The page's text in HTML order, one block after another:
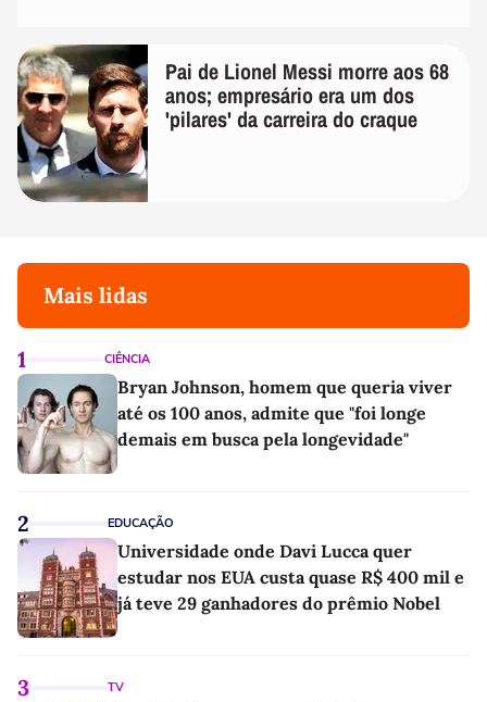
Pai de Lionel Messi morre aos 68
anos; empresário era um dos
'pilares' da carreira do craque
Mais lidas
1 CIÊNCIA
Bryan Johnson, homem que queria viver
até os 100 anos, admite que "foi longe
demais em busca pela longevidade"
2 EDUCAÇÃO
Universidade onde Davi Lucca quer
estudar nos EUA custa quase R$ 400 mil e
já teve 29 ganhadores do prêmio Nobel
3 TV